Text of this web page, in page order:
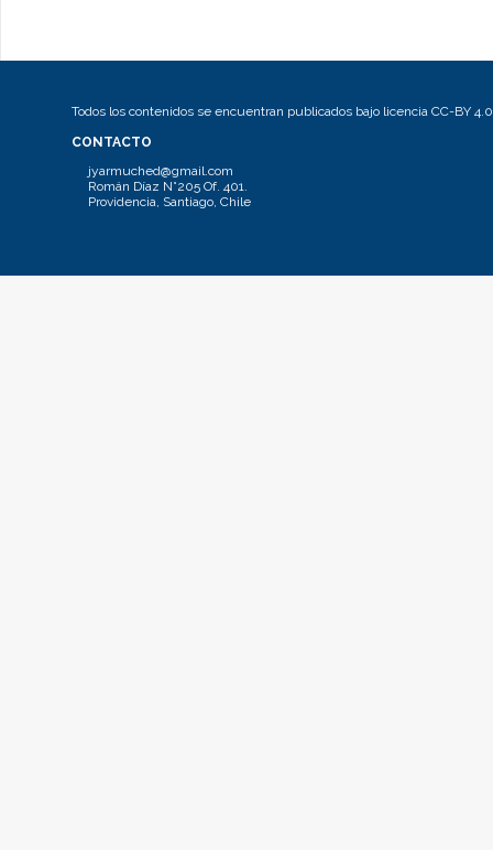
Todos los contenidos se encuentran publicados bajo licencia CC-BY 4.0
CONTACTO
jyarmuched@gmail.com
Román Díaz N°205 Of. 401.
Providencia, Santiago, Chile